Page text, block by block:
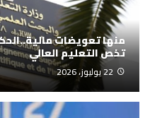
منها تعويضات
تخص التعليم العالي
22 يوليوز، 2026